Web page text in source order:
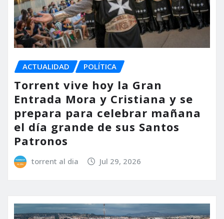
ACTUALIDAD POLÍTICA
Torrent vive hoy la Gran
Entrada Mora y Cristiana y se
prepara para celebrar mañana
el día grande de sus Santos
Patronos
torrent al dia Jul 29, 2026